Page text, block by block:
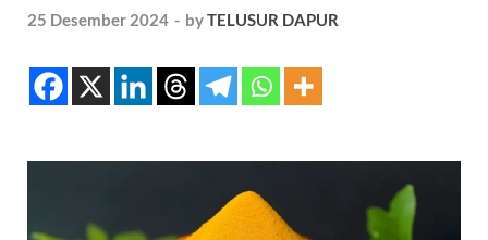
25 Desember 2024 - byTELUSUR DAPUR